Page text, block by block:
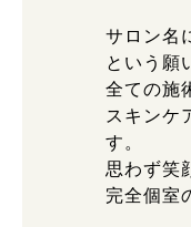
サロン名
という願
全ての施
スキンケ
す。
思わず笑
完全個室